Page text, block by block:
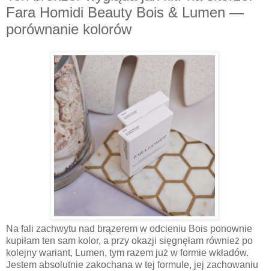
Fara Homidi Beauty Bois & Lumen —
porównanie kolorów
Na fali zachwytu nad brązerem w odcieniu Bois ponownie
kupiłam ten sam kolor, a przy okazji sięgnęłam również po
kolejny wariant, Lumen, tym razem już w formie wkładów.
Jestem absolutnie zakochana w tej formule, jej zachowaniu